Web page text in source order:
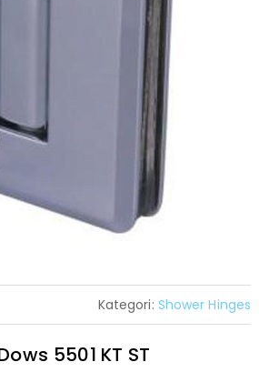
Kategori: Shower Hinges
5501 KT ST